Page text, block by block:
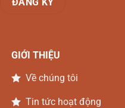
GIỚI THIỆU
Về chúng tôi
Tin tức hoạt động